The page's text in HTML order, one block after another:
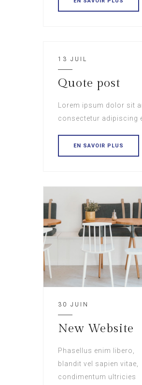
13 JUIL
Quote post
Lorem ipsum dolor sit
consectetur adipiscing
EN SAVOIR PLUS
30 JUIN
New Website
Phasellus enim libero,
blandit vel sapien vitae,
condimentum ultricies